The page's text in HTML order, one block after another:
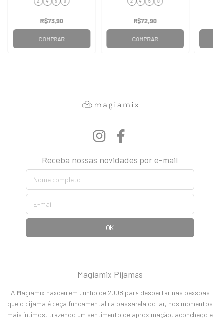
R$73,90
COMPRAR
R$72,90
COMPRAR
Receba nossas novidades por e-mail
Magiamix Pijamas
A Magiamix nasceu em Junho de 2008 para despertar nas pessoas
que o pijama é peça fundamental na passarela do lar, nos momentos
mais íntimos, trazendo um sentimento de aproximação, aconchego e